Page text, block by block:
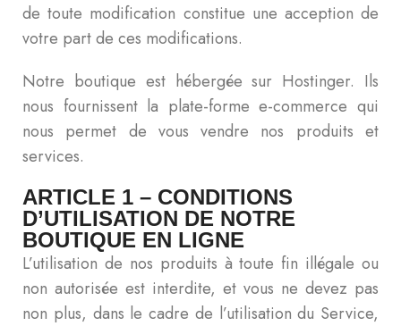
de toute modification constitue une acception de
votre part de ces modifications.
Notre boutique est hébergée sur Hostinger. Ils
nous fournissent la plate-forme e-commerce qui
nous permet de vous vendre nos produits et
services.
ARTICLE 1 – CONDITIONS
D’UTILISATION DE NOTRE
BOUTIQUE EN LIGNE
L’utilisation de nos produits à toute fin illégale ou
non autorisée est interdite, et vous ne devez pas
non plus, dans le cadre de l’utilisation du Service,